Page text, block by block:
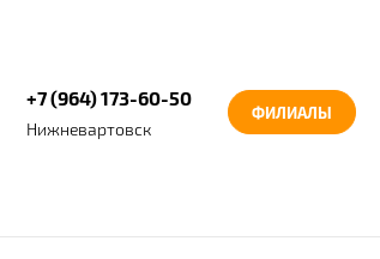
+7 (964) 173-60-50
Нижневартовск
ФИЛИАЛЫ